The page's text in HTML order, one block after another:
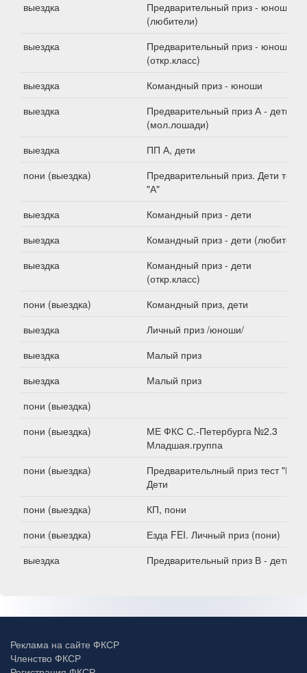
выездка
Предварительный приз - юноши
(любители)
выездка
Предварительный приз - юноши
(откр.класс)
выездка
Командный приз - юноши
выездка
Предварительный приз А - дети
(мол.лошади)
выездка
ПП А, дети
пони (выездка)
Предварительный приз. Дети тест
"А"
выездка
Командный приз - дети
выездка
Командный приз - дети (любители)
выездка
Командный приз - дети
(откр.класс)
пони (выездка)
Командный приз, дети
выездка
Личный приз /юноши/
выездка
Малый приз
выездка
Малый приз
пони (выездка)
пони (выездка)
МЕ ФКС С.-Петербурга №2.3
Младшая.группа
пони (выездка)
Предварительлный приз тест "В".
Дети
пони (выездка)
КП, пони
пони (выездка)
Езда FEI. Личный приз (пони)
выездка
Предварительный приз В - дети
Реклама на сайте ФКСР
Членство ФКСР